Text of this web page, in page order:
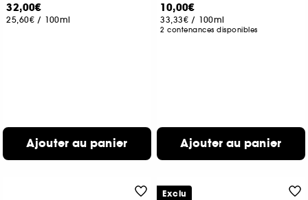
32,00€
25,60€ / 100ml
Ajouter au panier
10,00€
33,33€ / 100ml
2 contenances disponibles
Ajouter au panier
Exclu